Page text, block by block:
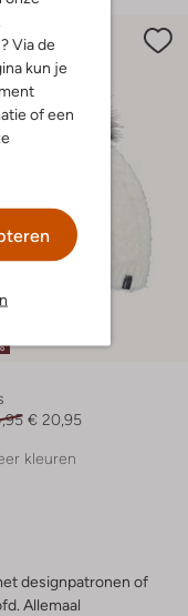
Via de
kun je
of een
€ 20,95
kleuren
designpatronen of
Allemaal